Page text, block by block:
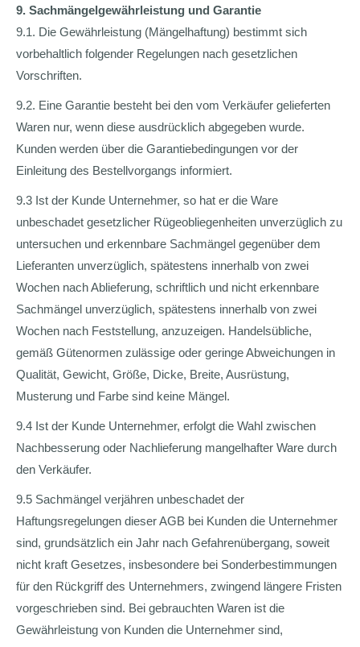
9. Sachmängelgewährleistung und Garantie
9.1. Die Gewährleistung (Mängelhaftung) bestimmt sich
vorbehaltlich folgender Regelungen nach gesetzlichen
Vorschriften.
9.2. Eine Garantie besteht bei den vom Verkäufer gelieferten
Waren nur, wenn diese ausdrücklich abgegeben wurde.
Kunden werden über die Garantiebedingungen vor der
Einleitung des Bestellvorgangs informiert.
9.3 Ist der Kunde Unternehmer, so hat er die Ware
unbeschadet gesetzlicher Rügeobliegenheiten unverzüglich zu
untersuchen und erkennbare Sachmängel gegenüber dem
Lieferanten unverzüglich, spätestens innerhalb von zwei
Wochen nach Ablieferung, schriftlich und nicht erkennbare
Sachmängel unverzüglich, spätestens innerhalb von zwei
Wochen nach Feststellung, anzuzeigen. Handelsübliche,
gemäß Gütenormen zulässige oder geringe Abweichungen in
Qualität, Gewicht, Größe, Dicke, Breite, Ausrüstung,
Musterung und Farbe sind keine Mängel.
9.4 Ist der Kunde Unternehmer, erfolgt die Wahl zwischen
Nachbesserung oder Nachlieferung mangelhafter Ware durch
den Verkäufer.
9.5 Sachmängel verjähren unbeschadet der
Haftungsregelungen dieser AGB bei Kunden die Unternehmer
sind, grundsätzlich ein Jahr nach Gefahrenübergang, soweit
nicht kraft Gesetzes, insbesondere bei Sonderbestimmungen
für den Rückgriff des Unternehmers, zwingend längere Fristen
vorgeschrieben sind. Bei gebrauchten Waren ist die
Gewährleistung von Kunden die Unternehmer sind,